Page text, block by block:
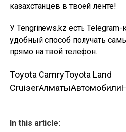
казахстанцев в твоей ленте!
У Tengrinews.kz есть
удобный способ получать
прямо на твой телефон.
Toyota CamryToyota Land
CruiserАлматыАвтомобили
In this article: